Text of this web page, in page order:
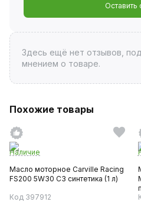
Оставить
Здесь ещё нет отзывов,
мнением о товаре.
Похожие товары
Наличие
Масло моторное Carville Racing
FS200 5W30 C3 синтетика (1 л)
Код 397912